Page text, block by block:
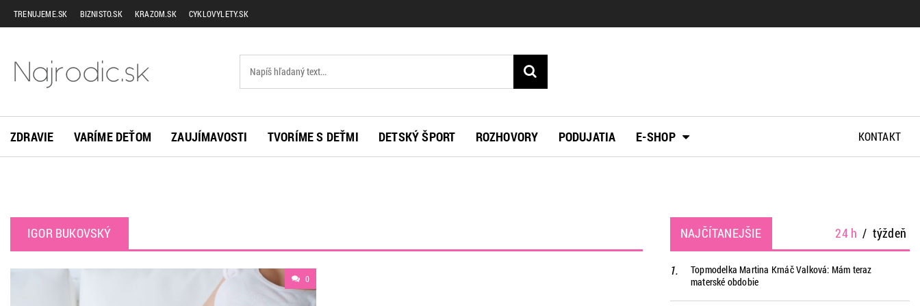
TRENUJEME.SK BIZNISTO.SK KRAZOM.SK CYKLOVYLETY.SK
ZDRAVIE VARÍME DEŤOM ZAUJÍMAVOSTI TVORÍME S DEŤMI DETSKÝ ŠPORT ROZHOVORY PODUJATIA E-SHOP KONTAKT
IGOR BUKOVSKÝ
0
NAJČÍTANEJŠIE 24 h / týždeň
Topmodelka Martina Krnáč Valková: Mám teraz
materské obdobie